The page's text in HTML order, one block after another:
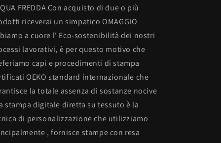
FREDDA Con acquisto di due o più
riceverai un simpatico OMAGGIO
a cuore l' Eco-sostenibilità dei nostri
lavorativi, è per questo motivo che
capi e procedimenti di stampa
OEKO standard internazionale che
la totale assenza di sostanze nocive
stampa digitale diretta su tessuto è la
di personalizzazione che utilizziamo
, fornisce stampe con resa